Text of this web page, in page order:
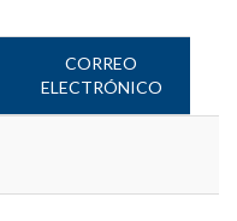
CORREO
ELECTRÓNICO